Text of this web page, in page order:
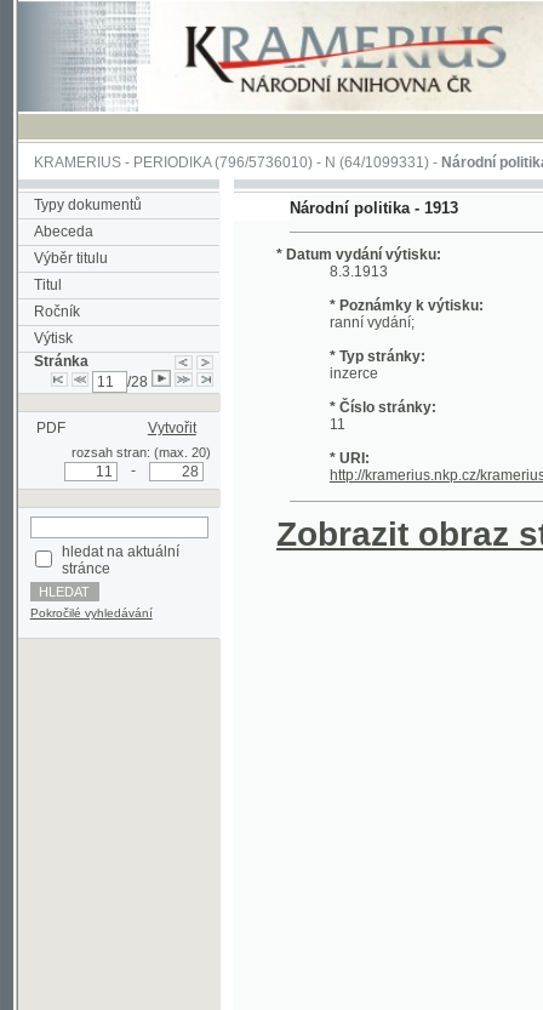
KRAMERIUS-PERIODIKA(796/5736010) -N(64/1099331) -Národní politika(1/
Typy dokumentů
Abeceda
Výběr titulu
Titul
Ročník
Výtisk
Stránka
PDF Vytvořit
rozsah stran: (max. 20)
stránce
Pokročilé vyhledávání
Národní politika - 1913
* Datum vydání výtisku:
8.3.1913
* Poznámky k výtisku:
* Typ stránky:
* Číslo stránky:
* URI:
http://kramerius.nkp.cz/kramerius/
Zobrazit obraz